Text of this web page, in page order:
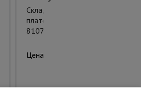
Складная односторонняя
платформа «Промышленник»
8107
Цена: